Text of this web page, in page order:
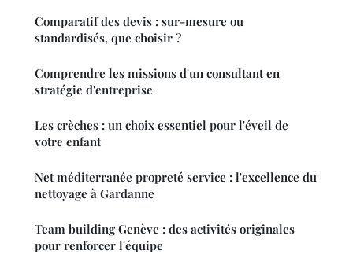
Comparatif des devis : sur-mesure ou
standardisés, que choisir ?
Comprendre les missions d'un consultant en
stratégie d'entreprise
Les crèches : un choix essentiel pour l'éveil de
votre enfant
Net méditerranée propreté service : l'excellence du
nettoyage à Gardanne
Team building Genève : des activités originales
pour renforcer l'équipe